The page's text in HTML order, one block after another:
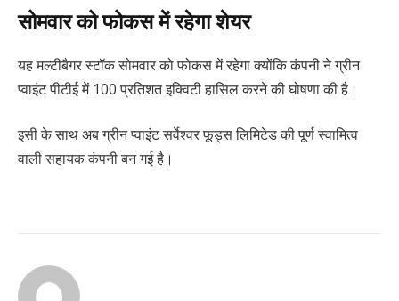
सोमवार को फोकस में रहेगा शेयर
यह मल्टीबैगर स्टॉक सोमवार को फोकस में रहेगा क्योंकि कंपनी ने ग्रीन
प्वाइंट पीटीई में 100 प्रतिशत इक्विटी हासिल करने की घोषणा की है।
इसी के साथ अब ग्रीन प्वाइंट सर्वेश्वर फूड्स लिमिटेड की पूर्ण स्वामित्व
वाली सहायक कंपनी बन गई है।